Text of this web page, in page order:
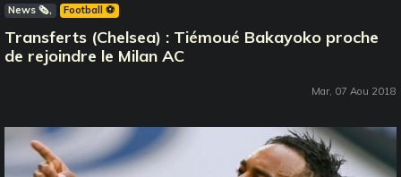
News 🗞️ Football ⚽️
Transferts (Chelsea) : Tiémoué Bakayoko proche
de rejoindre le Milan AC
Mar, 07 Aou 2018